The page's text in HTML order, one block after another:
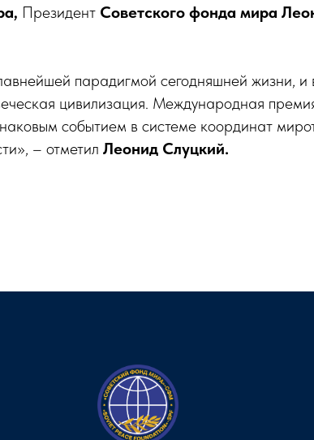
Президент Советского фонда мира
парадигмой сегодняшней жизни, и
цивилизация. Международная
событием в системе координат
– отметил Леонид Слуцкий.